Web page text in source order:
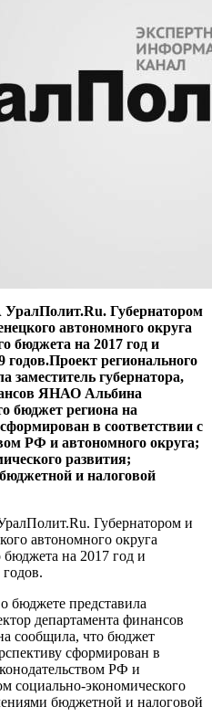
Губернатором
автономного округа
бюджета на 2017 год и
регионального
заместитель губернатора,
ЯНАО Альбина
бюджет региона на
в соответствии с
РФ и автономного округа;
развития;
и налоговой
Губернатором и
автономного округа
на 2017 год и
бюджете представила
департамента финансов
сообщила, что бюджет
сформирован в
РФ и
социально-экономического
бюджетной и налоговой